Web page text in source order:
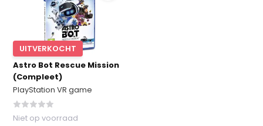
UITVERKOCHT
Astro Bot Rescue Mission
(Compleet)
PlayStation VR game
Niet op voorraad